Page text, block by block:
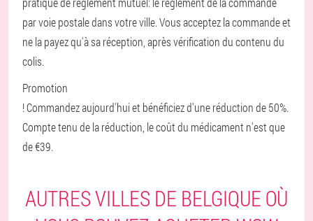
par voie postale dans votre ville. Vous acceptez la commande et
ne la payez qu'à sa réception, après vérification du contenu du
colis.
Promotion
! Commandez aujourd'hui et bénéficiez d'une réduction de 50%.
Compte tenu de la réduction, le coût du médicament n'est que
de €39.
AUTRES VILLES DE BELGIQUE OÙ